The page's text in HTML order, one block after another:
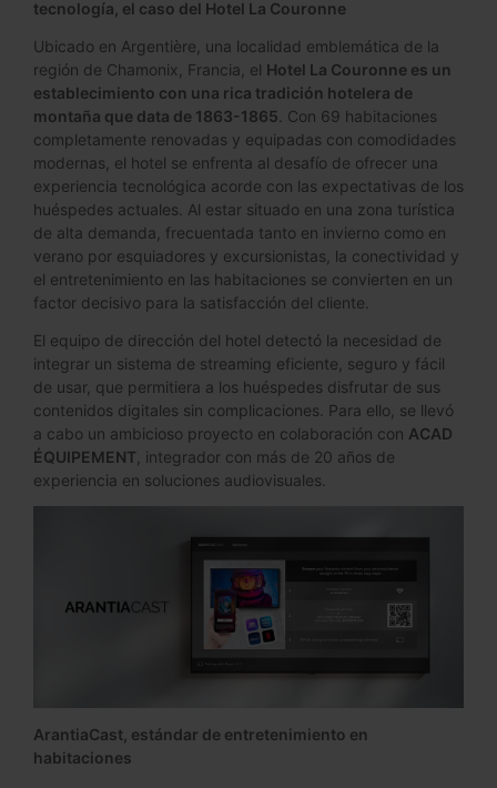
tecnología, el caso del Hotel La Couronne
Ubicado en Argentière, una localidad emblemática de la
región de Chamonix, Francia, el Hotel La Couronne es un
establecimiento con una rica tradición hotelera de
montaña que data de 1863-1865 . Con 69 habitaciones
completamente renovadas y equipadas con comodidades
modernas, el hotel se enfrenta al desafío de ofrecer una
experiencia tecnológica acorde con las expectativas de los
huéspedes actuales. Al estar situado en una zona turística
de alta demanda, frecuentada tanto en invierno como en
verano por esquiadores y excursionistas, la conectividad y
el entretenimiento en las habitaciones se convierten en un
factor decisivo para la satisfacción del cliente.
El equipo de dirección del hotel detectó la necesidad de
integrar un sistema de streaming eficiente, seguro y fácil
de usar, que permitiera a los huéspedes disfrutar de sus
contenidos digitales sin complicaciones. Para ello, se llevó
a cabo un ambicioso proyecto en colaboración con ACAD
ÉQUIPEMENT , integrador con más de 20 años de
experiencia en soluciones audiovisuales.
ArantiaCast, estándar de entretenimiento en
habitaciones